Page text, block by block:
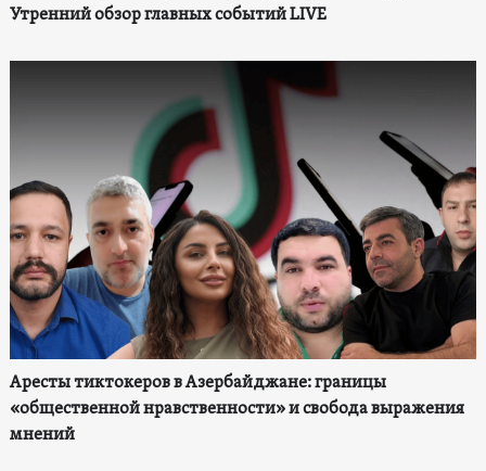
Утренний обзор главных событий LIVE
Аресты тиктокеров в Азербайджане: границы
«общественной нравственности» и свобода выражения
мнений